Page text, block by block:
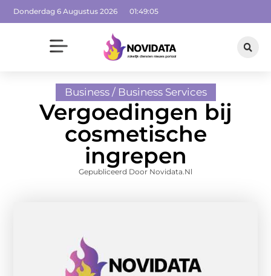
Donderdag 6 Augustus 2026 01:49:06
Business / Business Services
Vergoedingen bij
cosmetische
ingrepen
Gepubliceerd Door Novidata.nl